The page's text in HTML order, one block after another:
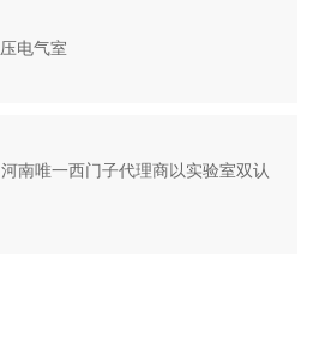
电气室
河南唯一西门子代理商以实验室双认